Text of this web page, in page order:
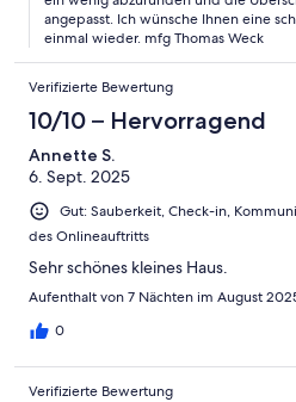
angepasst. Ich wünsche Ihnen eine
einmal wieder. mfg Thomas Weck
Verifizierte Bewertung
10/10 – Hervorragend
Annette S.
6. Sept. 2025
Gut: Sauberkeit, Check-in,
des Onlineauftritts
Sehr schönes kleines Haus.
Aufenthalt von 7 Nächten im August
0
Verifizierte Bewertung